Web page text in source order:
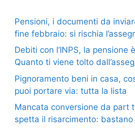
Pensioni, i documenti da
fine febbraio: si rischia
Debiti con l’INPS, la pensione
Quanto ti viene tolto
Pignoramento beni in casa,
puoi portare via: tutta la lista
Mancata conversione da part
spetta il risarcimento: